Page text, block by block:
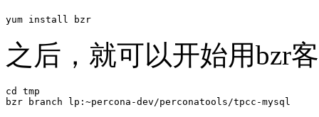
之后，就可以开始用bzr
cd tmp